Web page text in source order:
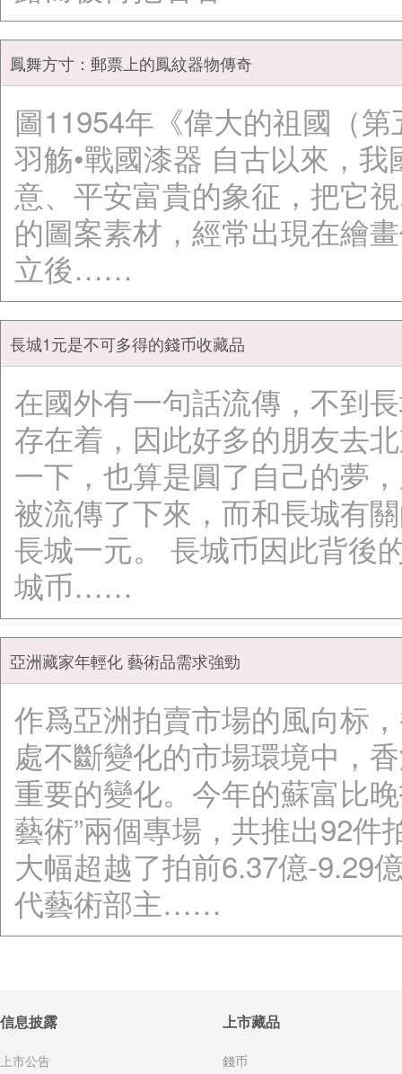
鳳舞方寸：郵票上的鳳紋器物傳奇
圖11954年《偉大的祖國（
羽觞•戰國漆器 自古以來，
意、平安富貴的象征，把它
的圖案素材，經常出現在繪
立後……
長城1元是不可多得的錢币收藏品
在國外有一句話流傳，不到
存在着，因此好多的朋友去
一下，也算是圓了自己的夢
被流傳了下來，而和長城有
長城一元。 長城币因此背後
城币……
亞洲藏家年輕化 藝術品需求強勁
作爲亞洲拍賣市場的風向标
處不斷變化的市場環境中，
重要的變化。今年的蘇富比
藝術”兩個專場，共推出92
大幅超越了拍前6.37億-9.29
代藝術部主……
信息披露
上市公告
上市藏品
錢币